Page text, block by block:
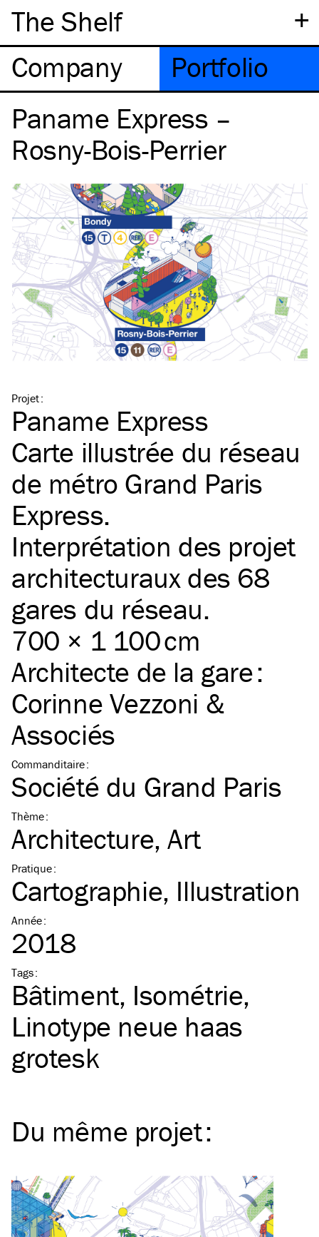
+
The Shelf
Company
Portfolio
Paname Express –
Rosny-Bois-Perrier
Projet:
Paname Express
Carte illustrée du réseau
de métro Grand Paris
Express.
Interprétation des projet
architecturaux des 68
gares du réseau.
700 × 1 100 cm
Architecte de la gare :
Corinne Vezzoni &
Associés
Commanditaire:
Société du Grand Paris
Thème:
Architecture Art
Pratique:
Cartographie Illustration
Année:
2018
Tags:
Bâtiment Isométrie
Linotype neue haas
grotesk
Du même projet: